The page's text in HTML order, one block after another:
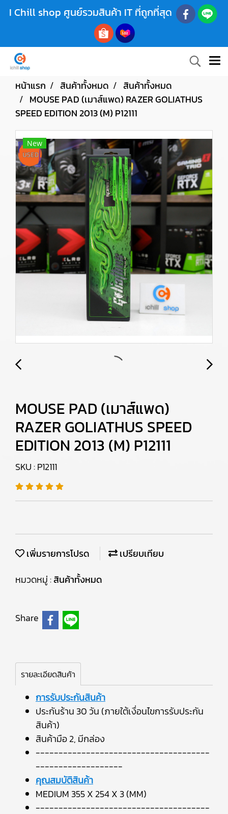
I Chill shop ศูนย์รวมสินค้า IT ที่ถูกที่สุด
หน้าแรก สินค้าทั้งหมด
สินค้าทั้งหมด
MOUSE PAD (เมาส์แพด) RAZER GOLIATHUS
SPEED EDITION 2013 (M) P12111
New
MOUSE PAD (เมาส์แพด)
RAZER GOLIATHUS SPEED
EDITION 2013 (M) P12111
SKU : P12111
เพิ่มรายการโปรด
เปรียบเทียบ
หมวดหมู่ :สินค้าทั้งหมด
Share
รายละเอียดสินค้า
การรับประกันสินค้า
ประกันร้าน 30 วัน (ภายใต้เงื่อนไขการรับประกัน
สินค้า)
สินค้ามือ 2, มีกล่อง
--------------------------------------
-------------------
คุณสมบัติสินค้า
MEDIUM 355 X 254 X 3 (MM)
--------------------------------------